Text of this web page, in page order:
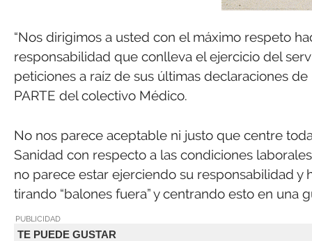
“Nos dirigimos a usted con el máximo respeto
responsabilidad que conlleva el ejercicio del
peticiones a raíz de sus últimas declaraciones
PARTE del colectivo Médico.
No nos parece aceptable ni justo que centre
Sanidad con respecto a las condiciones
no parece estar ejerciendo su responsabilidad
tirando “balones fuera” y centrando esto en
PUBLICIDAD
TE PUEDE GUSTAR